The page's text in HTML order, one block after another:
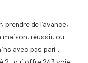
de l’avance,
maison, réussir, ou
avec pas pari .
2 , qui offre 243 voie